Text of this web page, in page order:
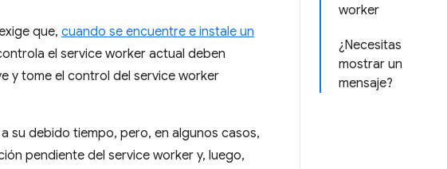
worker
¿Necesitas
mostrar un
mensaje?
que, cuando se encuentre e instale un
el service worker actual deben
y tome el control del service worker
su debido tiempo, pero, en algunos casos,
pendiente del service worker y, luego,